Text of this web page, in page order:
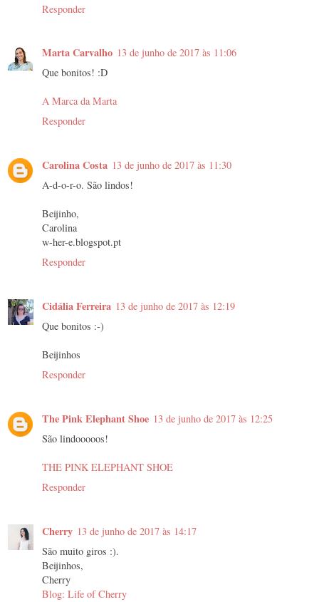
Responder
Marta Carvalho 13 de junho de 2017 às 11:06
Que bonitos! :D
A Marca da Marta
Responder
Carolina Costa 13 de junho de 2017 às 11:30
A-d-o-r-o. São lindos!
Beijinho,
Carolina
w-her-e.blogspot.pt
Responder
Cidália Ferreira 13 de junho de 2017 às 12:19
Que bonitos :-)
Beijinhos
Responder
The Pink Elephant Shoe 13 de junho de 2017 às 12:25
São lindooooos!
THE PINK ELEPHANT SHOE
Responder
Cherry 13 de junho de 2017 às 14:17
São muito giros :).
Beijinhos,
Cherry
Blog: Life of Cherry